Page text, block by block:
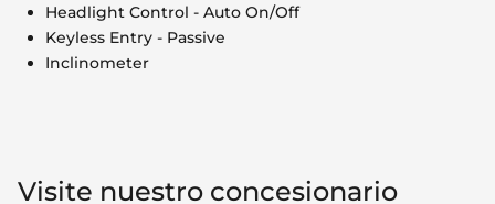
Headlight Control - Auto On/Off
Keyless Entry - Passive
Inclinometer
Visite nuestro concesionario